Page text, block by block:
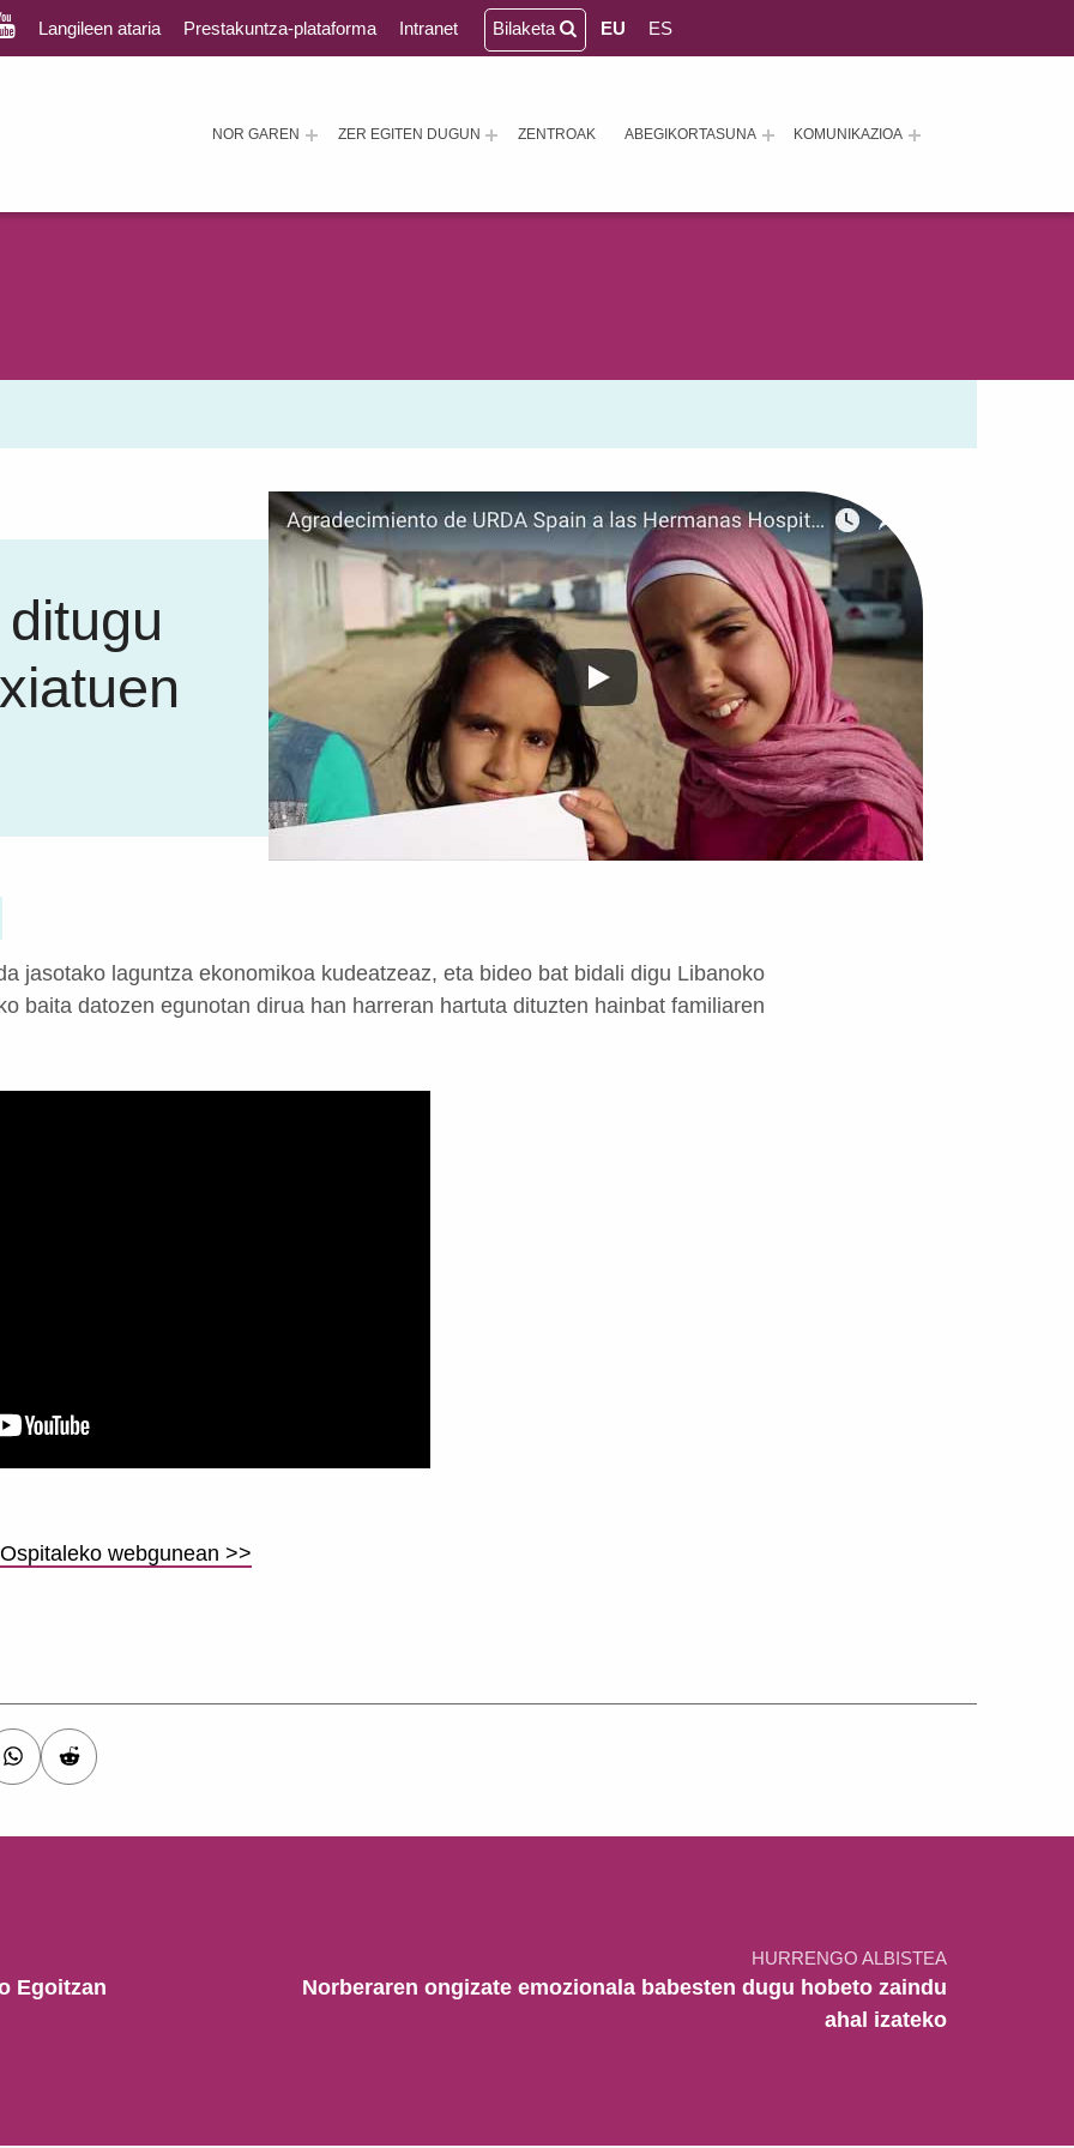
NOR GAREN ZER EGITEN DUGUN ZENTROAK ABEGIKORTASUNA KOMUNIKAZIOA
Langileen ataria Prestakuntza-plataforma Intranet Bilaketa EU ES
jasotako laguntza ekonomikoa kudeatzeaz, eta bideo bat bidali digu Libanoko
baita datozen egunotan dirua han harreran hartuta dituzten hainbat familiaren
webgunean >>
Egoitzan
HURRENGO ALBISTEA
Norberaren ongizate emozionala babesten dugu hobeto zaindu
ahal izateko